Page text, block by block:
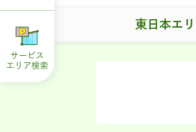
東日本エ
サービス
エリア検索